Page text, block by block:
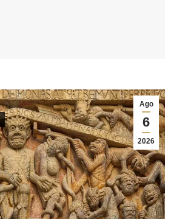
Ago
6
2026